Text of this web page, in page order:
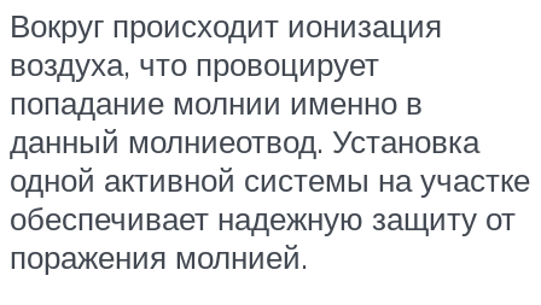
Вокруг происходит ионизация
воздуха, что провоцирует
попадание молнии именно в
данный молниеотвод. Установка
одной активной системы на участке
обеспечивает надежную защиту от
поражения молнией.